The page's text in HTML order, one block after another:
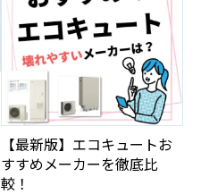
【最新版】エコキュートお
すすめメーカーを徹底比
較！